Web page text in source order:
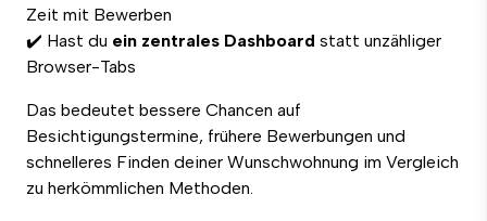
Zeit mit Bewerben
✔️ Hast du ein zentrales Dashboard statt unzähliger
Browser-Tabs
Das bedeutet bessere Chancen auf
Besichtigungstermine, frühere Bewerbungen und
schnelleres Finden deiner Wunschwohnung im Vergleich
zu herkömmlichen Methoden.